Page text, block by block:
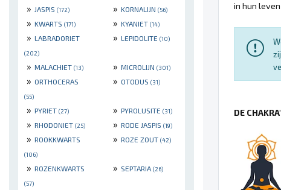
» JASPIS (172) » KORNALIJN (56)
» KWARTS (171) » KYANIET (14)
» LABRADORIET
(202)
» LEPIDOLITE (10)
» MALACHIET (13) » MICROLIJN (301)
» ORTHOCERAS
(55)
» OTODUS (31)
» PYRIET (27) » PYROLUSITE (31)
» RHODONIET (25) » RODE JASPIS (19)
» ROOKKWARTS
(106)
» ROZE ZOUT (42)
» ROZENKWARTS
(57)
» SEPTARIA (26)
in hun
DE